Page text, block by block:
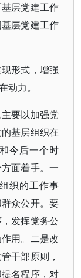
层党建工作
层党建工作
形式，增强
动力。
要以加强党
基层组织在
今后一个时
面着手。一
织的工作事
众公开。要
发挥党务公
用。二是改
干部原则，
名程序，对